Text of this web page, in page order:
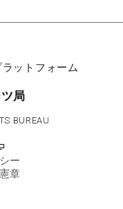
ットフォーム
局
BUREAU
ー
章